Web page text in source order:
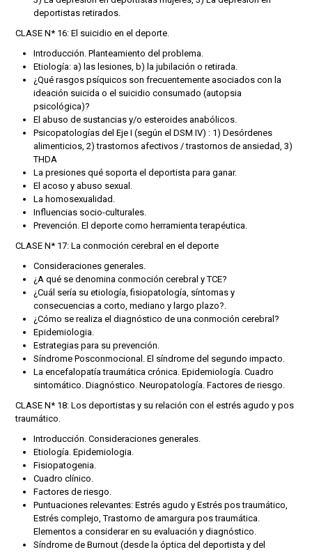
deportistas retirados.
CLASE N* 16: El suicidio en el deporte.
Introducción. Planteamiento del problema.
Etiología: a) las lesiones, b) la jubilación o retirada.
¿Qué rasgos psíquicos son frecuentemente asociados con la
ideación suicida o el suicidio consumado (autopsia
psicológica)?
El abuso de sustancias y/o esteroides anabólicos.
Psicopatologías del Eje I (según el DSM IV) : 1) Desórdenes
alimenticios, 2) trastornos afectivos / trastornos de ansiedad, 3)
THDA
La presiones qué soporta el deportista para ganar.
El acoso y abuso sexual.
La homosexualidad.
Influencias socio-culturales.
Prevención. El deporte como herramienta terapéutica.
CLASE N* 17: La conmoción cerebral en el deporte
Consideraciones generales.
¿A qué se denomina conmoción cerebral y TCE?
¿Cuál sería su etiología, fisiopatología, síntomas y
consecuencias a corto, mediano y largo plazo?.
¿Cómo se realiza el diagnóstico de una conmoción cerebral?
Epidemiologia.
Estrategias para su prevención.
Síndrome Posconmocional. El síndrome del segundo impacto.
La encefalopatía traumática crónica. Epidemiología. Cuadro
sintomático. Diagnóstico. Neuropatología. Factores de riesgo.
CLASE N* 18: Los deportistas y su relación con el estrés agudo y pos
traumático.
Introducción. Consideraciones generales.
Etiología. Epidemiologia.
Fisiopatogenia.
Cuadro clínico.
Factores de riesgo.
Puntuaciones relevantes: Estrés agudo y Estrés pos traumático,
Estrés complejo, Trastorno de amargura pos traumática.
Elementos a considerar en su evaluación y diagnóstico.
Síndrome de Burnout (desde la óptica del deportista y del